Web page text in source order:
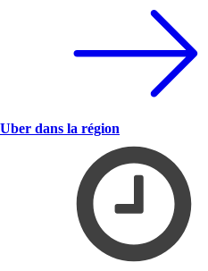
Uber dans la région